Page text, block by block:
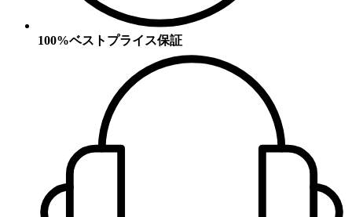
100%ベストプライス保証